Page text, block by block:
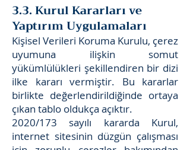
3.3. Kurul Kararları ve
Yaptırım Uygulamaları
Kişisel Verileri Koruma Kurulu, çerez
uyumuna ilişkin somut
yükümlülükleri şekillendiren bir dizi
ilke kararı vermiştir. Bu kararlar
birlikte değerlendirildiğinde ortaya
çıkan tablo oldukça açıktır.
2020/173 sayılı kararda Kurul,
internet sitesinin düzgün çalışması